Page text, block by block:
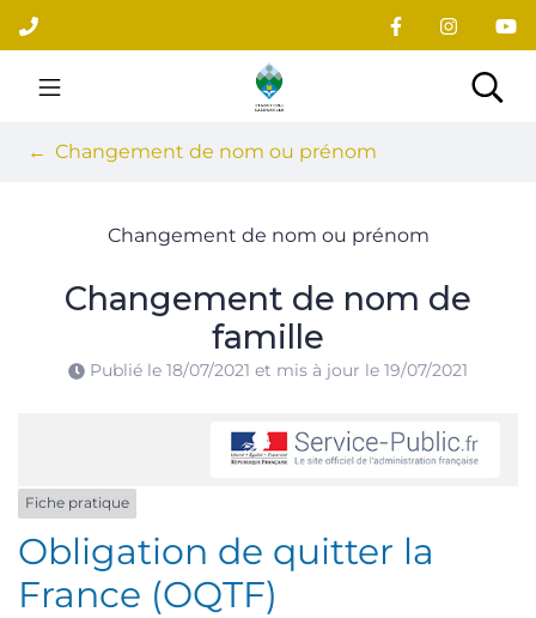
Aller
au
contenu
Site officiel du village
Changement de nom ou prénom
Changement de nom ou prénom
Changement de nom de
famille
Publié le 18/07/2021 et mis à jour le 19/07/2021
Fiche pratique
Obligation de quitter la
France (OQTF)